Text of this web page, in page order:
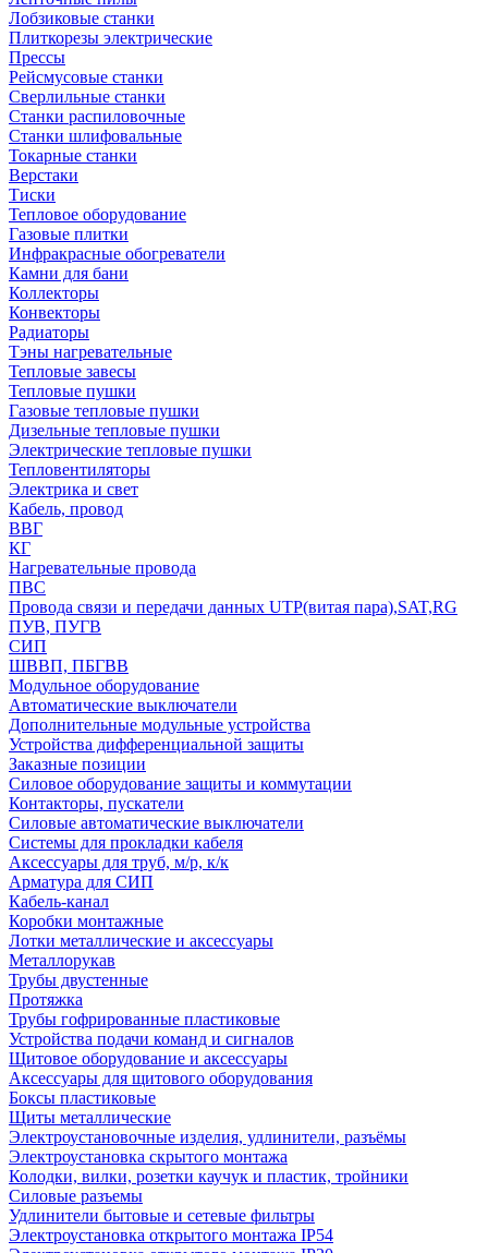
Лобзиковые станки
Плиткорезы электрические
Прессы
Рейсмусовые станки
Сверлильные станки
Станки распиловочные
Станки шлифовальные
Токарные станки
Верстаки
Тиски
Тепловое оборудование
Газовые плитки
Инфракрасные обогреватели
Камни для бани
Коллекторы
Конвекторы
Радиаторы
Тэны нагревательные
Тепловые завесы
Тепловые пушки
Газовые тепловые пушки
Дизельные тепловые пушки
Электрические тепловые пушки
Тепловентиляторы
Электрика и свет
Кабель, провод
ВВГ
КГ
Нагревательные провода
ПВС
Провода связи и передачи данных UTP(витая пара),SAT,RG
ПУВ, ПУГВ
СИП
ШВВП, ПБГВВ
Модульное оборудование
Автоматические выключатели
Дополнительные модульные устройства
Устройства дифференциальной защиты
Заказные позиции
Силовое оборудование защиты и коммутации
Контакторы, пускатели
Силовые автоматические выключатели
Системы для прокладки кабеля
Аксессуары для труб, м/р, к/к
Арматура для СИП
Кабель-канал
Коробки монтажные
Лотки металлические и аксессуары
Металлорукав
Трубы двустенные
Протяжка
Трубы гофрированные пластиковые
Устройства подачи команд и сигналов
Щитовое оборудование и аксессуары
Аксессуары для щитового оборудования
Боксы пластиковые
Щиты металлические
Электроустановочные изделия, удлинители, разъёмы
Электроустановка скрытого монтажа
Колодки, вилки, розетки каучук и пластик, тройники
Силовые разъемы
Удлинители бытовые и сетевые фильтры
Электроустановка открытого монтажа IP54